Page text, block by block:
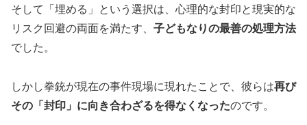
そして「埋める」という選択は、心理的な封印と現実的な
リスク回避の両面を満たす、 子どもなりの最善の処理方法
でした。
しかし拳銃が現在の事件現場に現れたことで、彼らは再び
その「封印」に向き合わざるを得なくなったのです。